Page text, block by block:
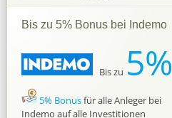
Bis zu 5% Bonus bei Indemo
Bis zu 5%
5% Bonusfür alle Anleger bei
Indemo auf alle Investitionen